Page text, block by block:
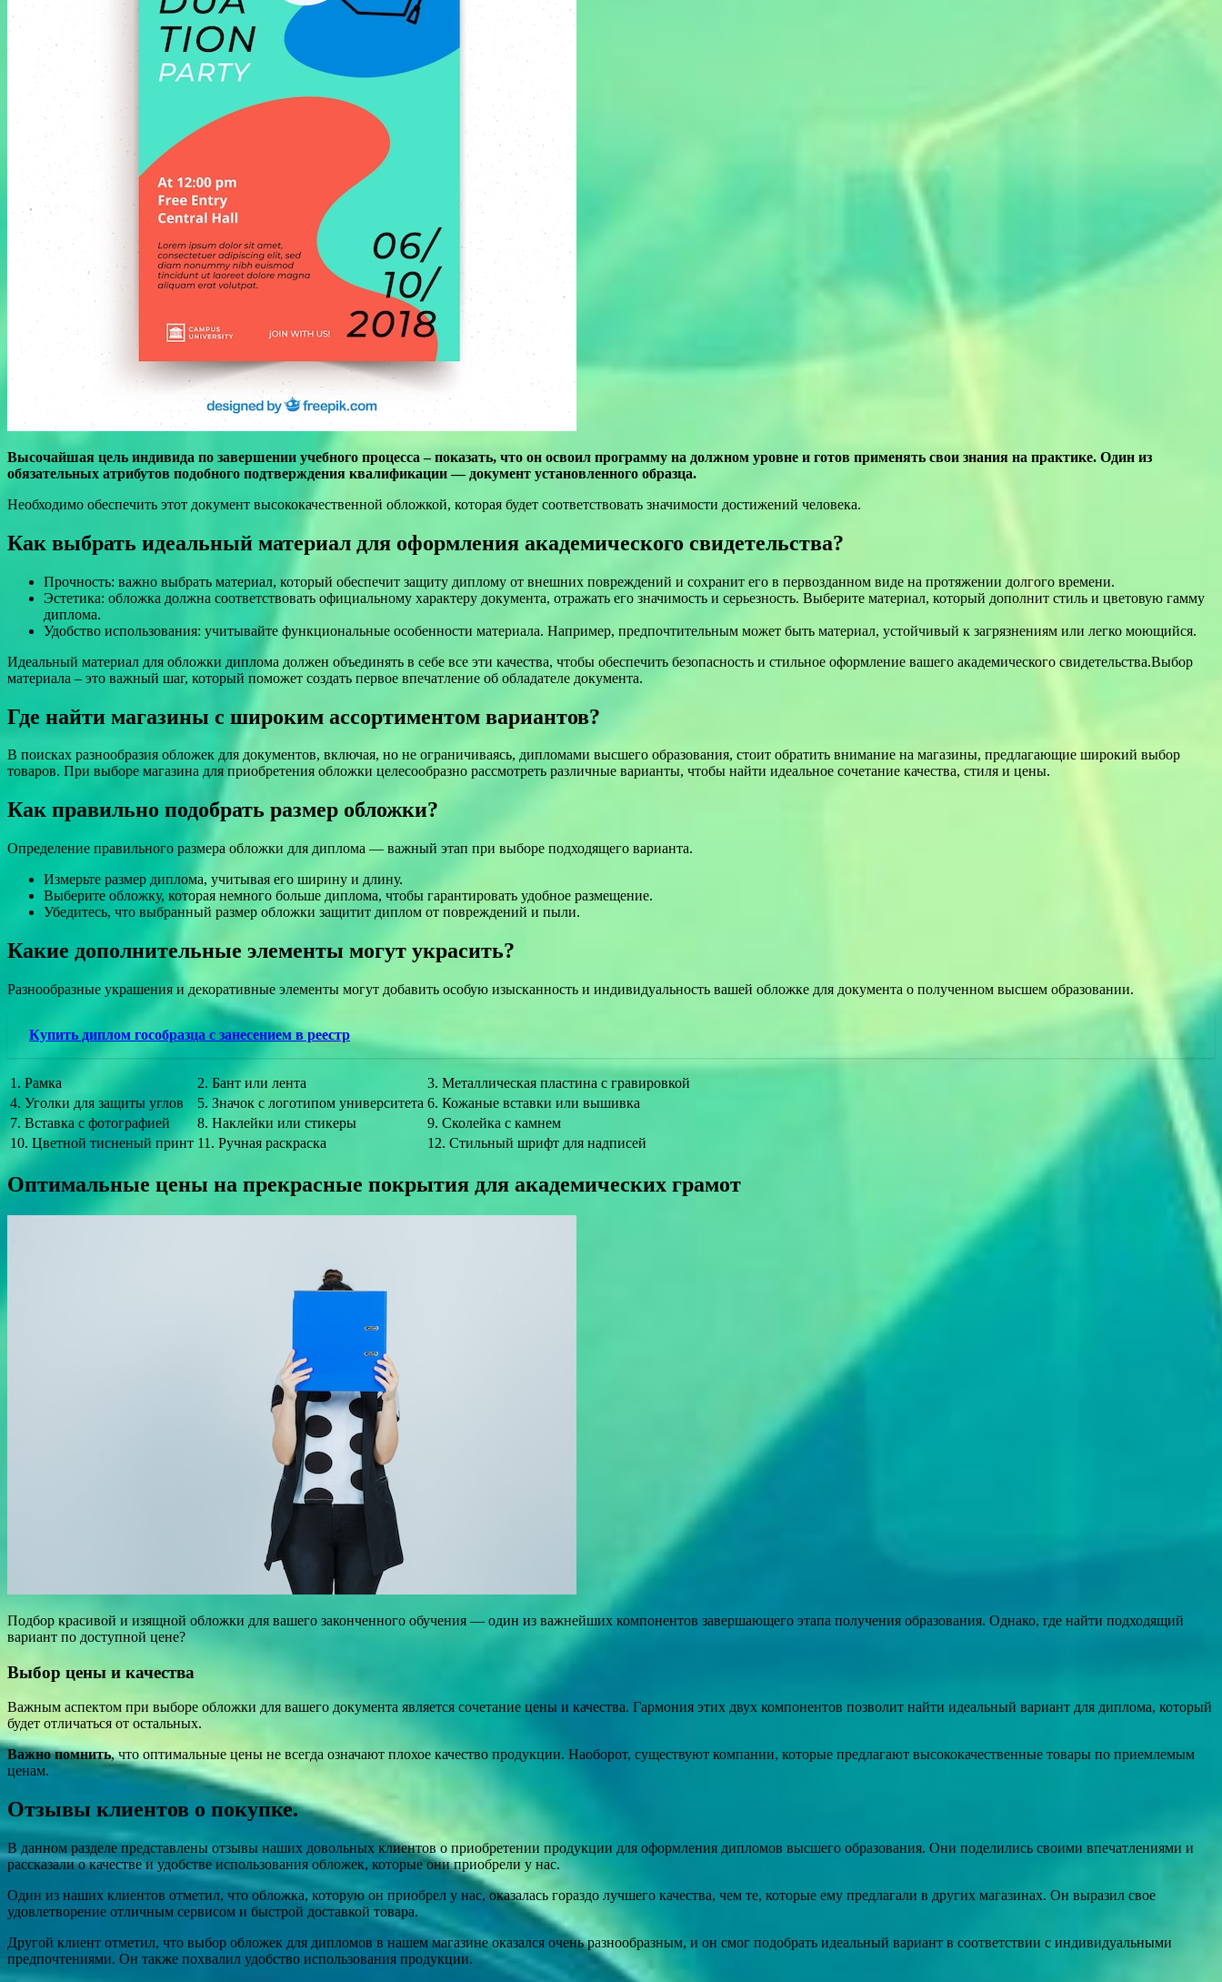
Высочайшая цель индивида по завершении учебного процесса – показать, что он освоил программу на должном уровне и готов применять свои знания на практике. Один из
обязательных атрибутов подобного подтверждения квалификации — документ установленного образца.
Необходимо обеспечить этот документ высококачественной обложкой, которая будет соответствовать значимости достижений человека.
Как выбрать идеальный материал для оформления академического свидетельства?
Прочность: важно выбрать материал, который обеспечит защиту диплому от внешних повреждений и сохранит его в первозданном виде на протяжении долгого времени.
Эстетика: обложка должна соответствовать официальному характеру документа, отражать его значимость и серьезность. Выберите материал, который дополнит стиль и цветовую гамму
диплома.
Удобство использования: учитывайте функциональные особенности материала. Например, предпочтительным может быть материал, устойчивый к загрязнениям или легко моющийся.
Идеальный материал для обложки диплома должен объединять в себе все эти качества, чтобы обеспечить безопасность и стильное оформление вашего академического свидетельства.Выбор
материала – это важный шаг, который поможет создать первое впечатление об обладателе документа.
Где найти магазины с широким ассортиментом вариантов?
В поисках разнообразия обложек для документов, включая, но не ограничиваясь, дипломами высшего образования, стоит обратить внимание на магазины, предлагающие широкий выбор
товаров. При выборе магазина для приобретения обложки целесообразно рассмотреть различные варианты, чтобы найти идеальное сочетание качества, стиля и цены.
Как правильно подобрать размер обложки?
Определение правильного размера обложки для диплома — важный этап при выборе подходящего варианта.
Измерьте размер диплома, учитывая его ширину и длину.
Выберите обложку, которая немного больше диплома, чтобы гарантировать удобное размещение.
Убедитесь, что выбранный размер обложки защитит диплом от повреждений и пыли.
Какие дополнительные элементы могут украсить?
Разнообразные украшения и декоративные элементы могут добавить особую изысканность и индивидуальность вашей обложке для документа о полученном высшем образовании.
Купить диплом гособразца с занесением в реестр
1. Рамка 2. Бант или лента
3. Металлическая пластина с гравировкой
4. Уголки для защиты углов
5. Значок с логотипом университета 6. Кожаные вставки или вышивка
7. Вставка с фотографией
8. Наклейки или стикеры
9. Сколейка с камнем
10. Цветной тисненый принт 11. Ручная раскраска 12. Стильный шрифт для надписей
Оптимальные цены на прекрасные покрытия для академических грамот
Подбор красивой и изящной обложки для вашего законченного обучения — один из важнейших компонентов завершающего этапа получения образования. Однако, где найти подходящий
вариант по доступной цене?
Выбор цены и качества
Важным аспектом при выборе обложки для вашего документа является сочетание цены и качества. Гармония этих двух компонентов позволит найти идеальный вариант для диплома, который
будет отличаться от остальных.
Важно помнить, что оптимальные цены не всегда означают плохое качество продукции. Наоборот, существуют компании, которые предлагают высококачественные товары по приемлемым
ценам.
Отзывы клиентов о покупке.
В данном разделе представлены отзывы наших довольных клиентов о приобретении продукции для оформления дипломов высшего образования. Они поделились своими впечатлениями и
рассказали о качестве и удобстве использования обложек, которые они приобрели у нас.
Один из наших клиентов отметил, что обложка, которую он приобрел у нас, оказалась гораздо лучшего качества, чем те, которые ему предлагали в других магазинах. Он выразил свое
удовлетворение отличным сервисом и быстрой доставкой товара.
Другой клиент отметил, что выбор обложек для дипломов в нашем магазине оказался очень разнообразным, и он смог подобрать идеальный вариант в соответствии с индивидуальными
предпочтениями. Он также похвалил удобство использования продукции.